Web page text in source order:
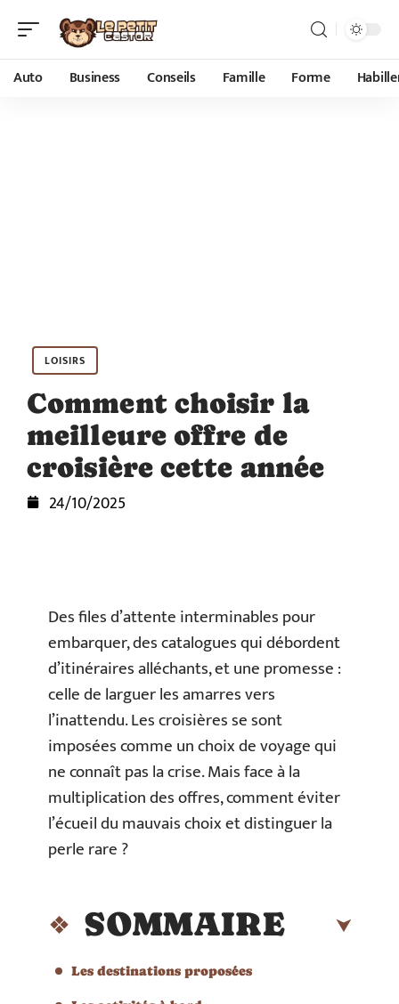
Auto Business Conseils Famille Forme
LOISIRS
Comment choisir la
meilleure offre de
croisière cette année
24/10/2025
Des files d’attente interminables pour
embarquer, des catalogues qui débordent
d’itinéraires alléchants, et une promesse :
celle de larguer les amarres vers
l’inattendu. Les croisières se sont
imposées comme un choix de voyage qui
ne connaît pas la crise. Mais face à la
multiplication des offres, comment éviter
l’écueil du mauvais choix et distinguer la
perle rare ?
SOMMAIRE
Les destinations proposées